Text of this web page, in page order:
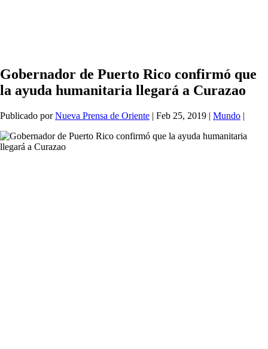
Gobernador de Puerto Rico confirmó que
la ayuda humanitaria llegará a Curazao
Publicado porNueva Prensa de Oriente | Feb 25, 2019 | Mundo |